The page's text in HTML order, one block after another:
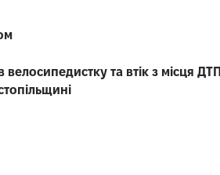
та втік з місця ДТП